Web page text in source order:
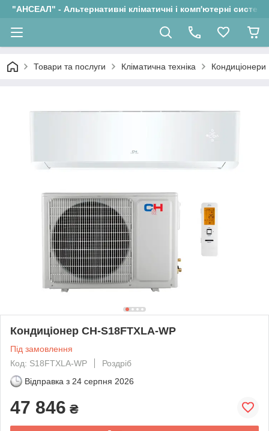
"АНСЕАЛ" - Альтернативні кліматичні і комп'ютерні системи
Товари та послуги Кліматична техніка Кондиціонери
Кондиціонер CH-S18FTXLA-WP
Під замовлення
Код: S18FTXLA-WP
Роздріб
Відправка з 24 серпня 2026
47 846 ₴